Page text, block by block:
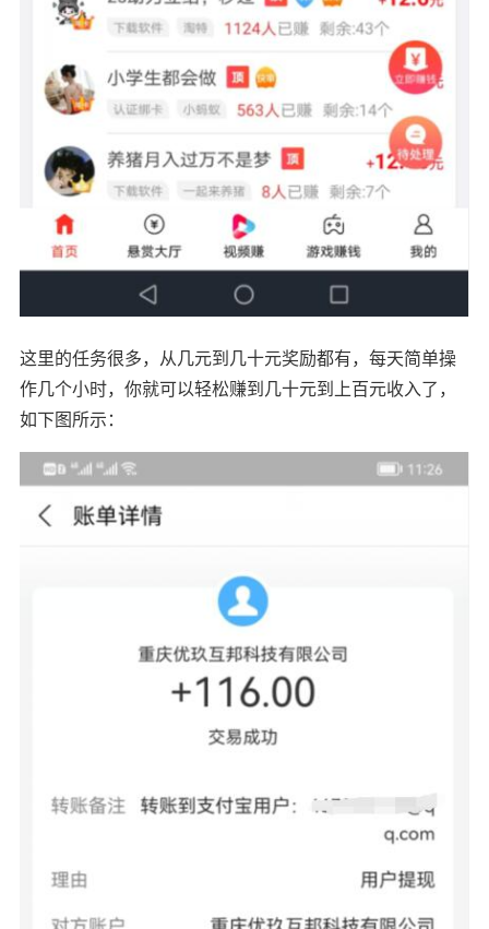
这里的任务很多，从几元到几十元奖励都有，每天简单操
作几个小时，你就可以轻松赚到几十元到上百元收入了，
如下图所示：